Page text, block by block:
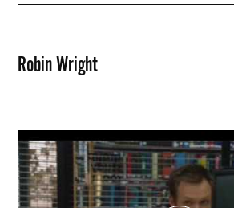
Robin Wright
WYBIERZ SWOJĄ PLAYLISTĘ